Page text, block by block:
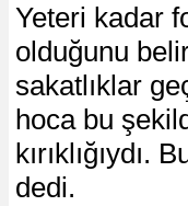
Yeteri kadar
olduğunu
sakatlıklar
hoca bu
kırıklığıydı.
dedi.